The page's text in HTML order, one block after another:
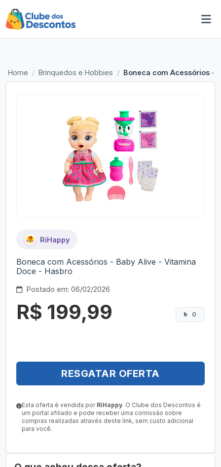
Home Brinquedos e Hobbies Boneca com Acessórios -
RiHappy
Boneca com Acessórios - Baby Alive - Vitamina
Doce - Hasbro
Postado em: 06/02/2026
R$ 199,99 0
RESGATAR OFERTA
Esta oferta é vendida por RiHappy. O Clube dos Descontos é
um portal afiliado e pode receber uma comissão sobre
compras realizadas através deste link, sem custo adicional
para você.